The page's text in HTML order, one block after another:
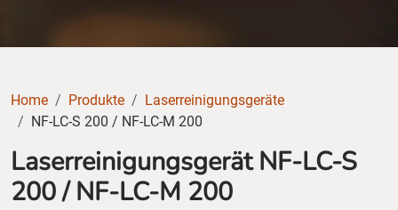
Home Produkte
Laserreinigungsgeräte
NF-LC-S 200 / NF-LC-M 200
Laserreinigungsgerät NF-LC-S
200 / NF-LC-M 200